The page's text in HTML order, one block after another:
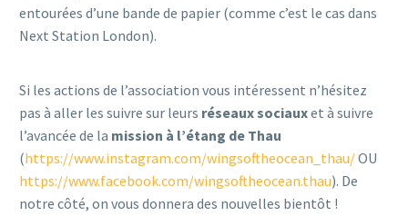
entourées d’une bande de papier (comme c’est le cas dans
Next Station London).
Si les actions de l’association vous intéressent n’hésitez
pas à aller les suivre sur leurs réseaux sociauxet à suivre
l’avancée de la mission à l’étang de Thau
(https://www.instagram.com/wingsoftheocean_thau/OU
https://www.facebook.com/wingsoftheocean.thau). De
notre côté, on vous donnera des nouvelles bientôt !